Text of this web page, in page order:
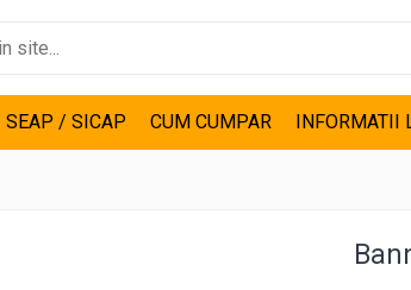
/ SICAP CUM CUMPAR INFORMATII